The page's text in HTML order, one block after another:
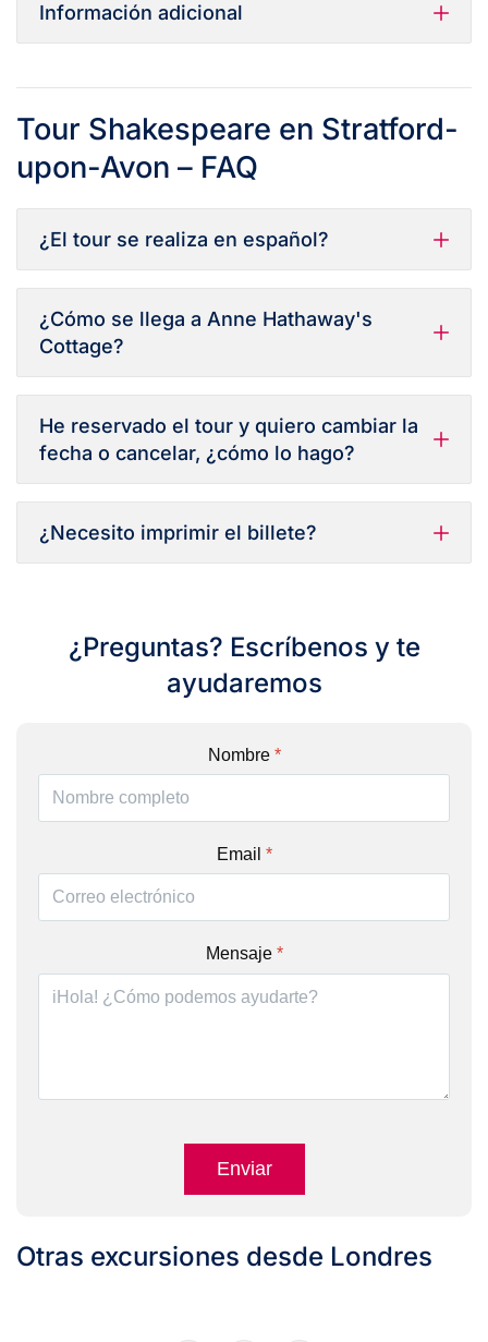
Información adicional
Tour Shakespeare en Stratford-
upon-Avon – FAQ
¿El tour se realiza en español?
¿Cómo se llega a Anne Hathaway's
Cottage?
He reservado el tour y quiero cambiar la
fecha o cancelar, ¿cómo lo hago?
¿Necesito imprimir el billete?
¿Preguntas? Escríbenos y te
ayudaremos
Nombre *
Email *
Mensaje *
Enviar
Otras excursiones desde Londres